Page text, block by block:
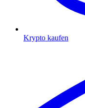
Krypto kaufen